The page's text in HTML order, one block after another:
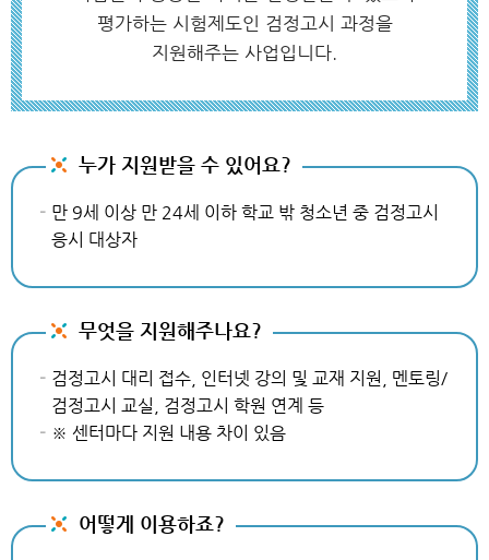
평가하는 시험제도인 검정고시 과정을
지원해주는 사업입니다.
누가 지원받을 수 있어요?
만 9세 이상 만 24세 이하 학교 밖 청소년 중 검정고시
응시 대상자
무엇을 지원해주나요?
검정고시 대리 접수, 인터넷 강의 및 교재 지원, 멘토링/
검정고시 교실, 검정고시 학원 연계 등
※ 센터마다 지원 내용 차이 있음
어떻게 이용하죠?